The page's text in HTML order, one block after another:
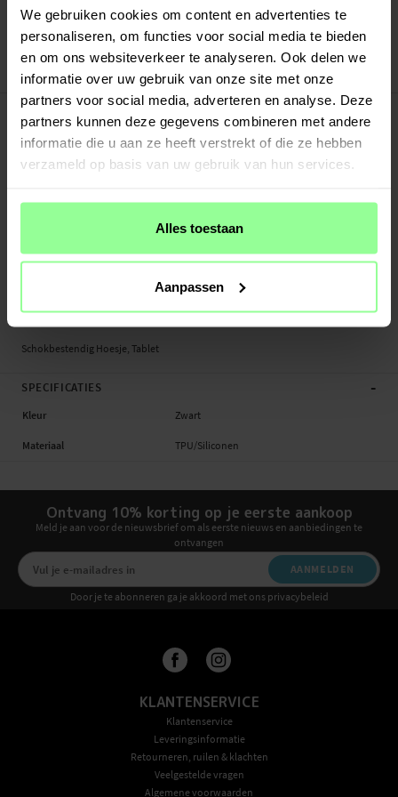
We gebruiken cookies om content en advertenties te
personaliseren, om functies voor social media te bieden
en om ons websiteverkeer te analyseren. Ook delen we
informatie over uw gebruik van onze site met onze
partners voor social media, adverteren en analyse. Deze
partners kunnen deze gegevens combineren met andere
informatie die u aan ze heeft verstrekt of die ze hebben
verzameld op basis van uw gebruik van hun services.
Alles toestaan
Aanpassen
Veilig betalen met Klarna of Paypal
30 dagen retourrecht
Art number :49194
PRODUCTBESCHRIJVING -
Schokbestendig Hoesje voor iPad 9.7 5th Gen (2017).
Comfortabel en gemakkelijk films, series en sport kijken met behulp van de
- Apple iPad 9.7 5th Gen (2017) A1823 / A1822
Kleur: Zwart
Schokbestendig Hoesje, Tablet
SPECIFICATIES -
Kleur Zwart
Materiaal TPU/Siliconen
Ontvang 10% korting op je eerste aankoop
Meld je aan voor de nieuwsbrief om als eerste nieuws en aanbiedingen te
ontvangen
AANMELDEN
Door je te abonneren ga je akkoord met ons privacybeleid
KLANTENSERVICE
Klantenservice
Leveringsinformatie
Retourneren, ruilen & klachten
Veelgestelde vragen
Algemene voorwaarden